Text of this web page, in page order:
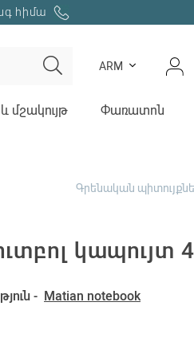
հիմա
ARM
մշակույթ Փառատոն
Գրենական
կապույտ
- Matian notebook